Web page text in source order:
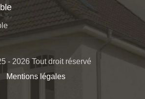
- 2026 Tout droit réservé
Mentions légales